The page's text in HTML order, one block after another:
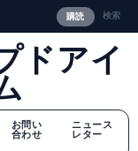
購読 検索
ドアイ
お問い
合わせ
ニュース
レター